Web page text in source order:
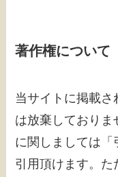
著作権について
当サイトに掲載
は放棄しておりま
に関しましては
引用頂けます。た